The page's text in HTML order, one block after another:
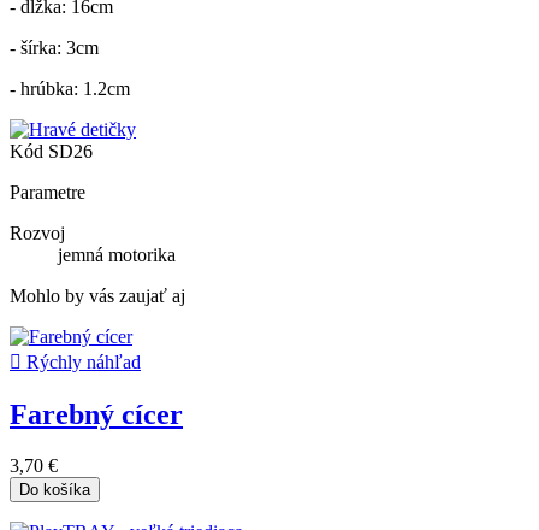
- dĺžka: 16cm
- šírka: 3cm
- hrúbka: 1.2cm
Kód SD26
Parametre
Rozvoj
jemná motorika
Mohlo by vás zaujať aj
 Rýchly náhľad
Farebný cícer
3,70 €
Do košíka